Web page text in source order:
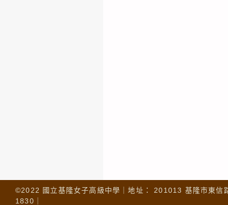
©2022 國立基隆女子高級中學｜地址： 201013 基隆市東
1830｜